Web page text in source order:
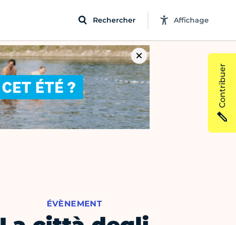
Rechercher Affichage
ÉVÈNEMENT
Contribuer